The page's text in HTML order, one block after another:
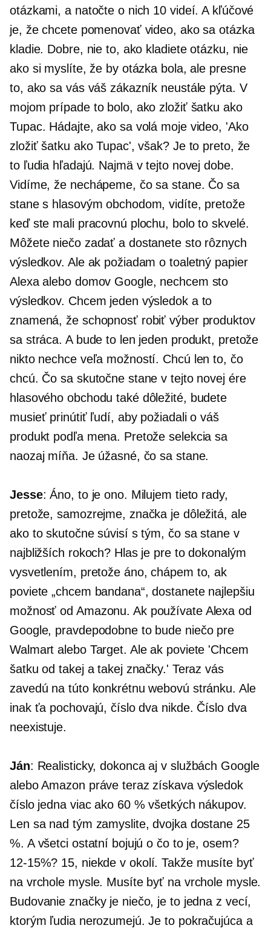
otázkami, a natočte o nich 10 videí. A kľúčové
je, že chcete pomenovať video, ako sa otázka
kladie. Dobre, nie to, ako kladiete otázku, nie
ako si myslíte, že by otázka bola, ale presne
to, ako sa vás váš zákazník neustále pýta. V
mojom prípade to bolo, ako zložiť šatku ako
Tupac. Hádajte, ako sa volá moje video, 'Ako
zložiť šatku ako Tupac', však? Je to preto, že
to ľudia hľadajú. Najmä v tejto novej dobe.
Vidíme, že nechápeme, čo sa stane. Čo sa
stane s hlasovým obchodom, vidíte, pretože
keď ste mali pracovnú plochu, bolo to skvelé.
Môžete niečo zadať a dostanete sto rôznych
výsledkov. Ale ak požiadam o toaletný papier
Alexa alebo domov Google, nechcem sto
výsledkov. Chcem jeden výsledok a to
znamená, že schopnosť robiť výber produktov
sa stráca. A bude to len jeden produkt, pretože
nikto nechce veľa možností. Chcú len to, čo
chcú. Čo sa skutočne stane v tejto novej ére
hlasového obchodu také dôležité, budete
musieť prinútiť ľudí, aby požiadali o váš
produkt podľa mena. Pretože selekcia sa
naozaj míňa. Je úžasné, čo sa stane.
Jesse: Áno, to je ono. Milujem tieto rady,
pretože, samozrejme, značka je dôležitá, ale
ako to skutočne súvisí s tým, čo sa stane v
najbližších rokoch? Hlas je pre to dokonalým
vysvetlením, pretože áno, chápem to, ak
poviete „chcem bandana“, dostanete najlepšiu
možnosť od Amazonu. Ak používate Alexa od
Google, pravdepodobne to bude niečo pre
Walmart alebo Target. Ale ak poviete 'Chcem
šatku od takej a takej značky.' Teraz vás
zavedú na túto konkrétnu webovú stránku. Ale
inak ťa pochovajú, číslo dva nikde. Číslo dva
neexistuje.
Ján: Realisticky, dokonca aj v službách Google
alebo Amazon práve teraz získava výsledok
číslo jedna viac ako 60 % všetkých nákupov.
Len sa nad tým zamyslite, dvojka dostane 25
%. A všetci ostatní bojujú o čo to je, osem?
12-15%? 15, niekde v okolí. Takže musíte byť
na vrchole mysle. Musíte byť na vrchole mysle.
Budovanie značky je niečo, je to jedna z vecí,
ktorým ľudia nerozumejú. Je to pokračujúca a